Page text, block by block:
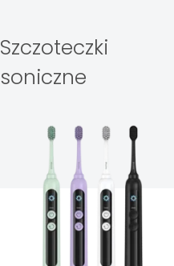
Szczoteczki
soniczne